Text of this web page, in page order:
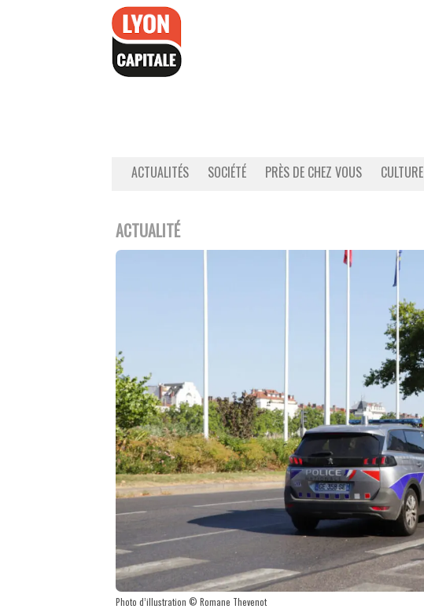
ACTUALITÉS SOCIÉTÉ PRÈS DE CHEZ VOUS CULTURE
ACTUALITÉ
Photo d’illustration © Romane Thevenot